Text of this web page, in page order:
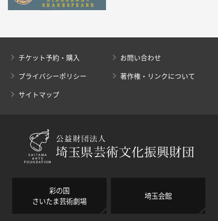
チケット予約・購入
お問い合わせ
プライバシーポリシー
著作権・リンクについて
サイトマップ
彩の国
さいたま芸術劇場
埼玉会館